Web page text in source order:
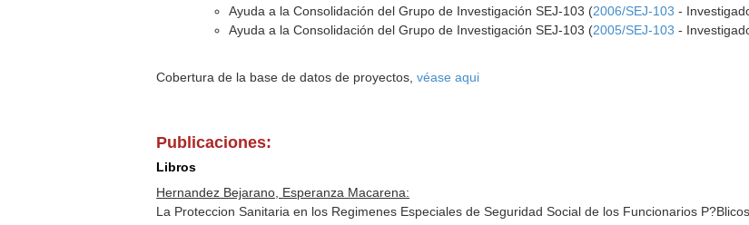
Ayuda a la Consolidación del Grupo de Investigación SEJ-103 (2006/SEJ-103 -
Ayuda a la Consolidación del Grupo de Investigación SEJ-103 (2005/SEJ-103 -
Cobertura de la base de datos de proyectos,véase aqui
Publicaciones:
Libros
Hernandez Bejarano, Esperanza Macarena:
La Proteccion Sanitaria en los Regimenes Especiales de Seguridad Social de los Funcionarios